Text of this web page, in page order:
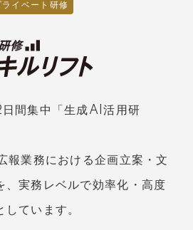
ライベート研修
間集中「生成AI活用研
報業務における企画立案・文
、実務レベルで効率化・高度
ています。